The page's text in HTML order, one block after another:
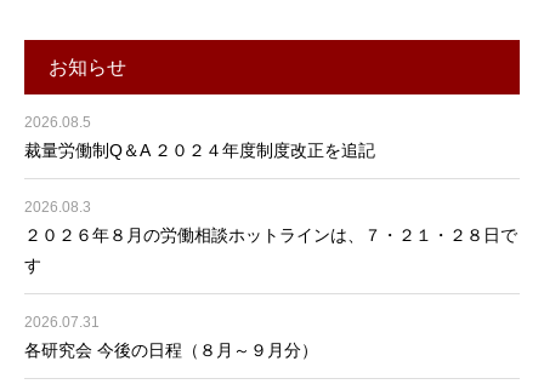
お知らせ
2026.08.5
裁量労働制Q＆A ２０２４年度制度改正を追記
2026.08.3
２０２６年８月の労働相談ホットラインは、７・２１・２８日で
す
2026.07.31
各研究会 今後の日程（８月～９月分）